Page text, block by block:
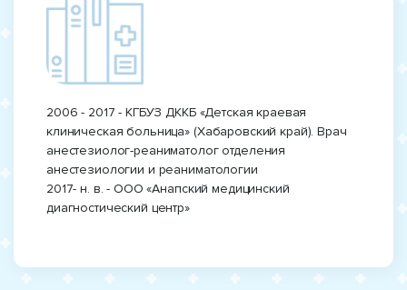
2006 - 2017 - КГБУЗ ДККБ «Детская краевая
клиническая больница» (Хабаровский край). Врач
анестезиолог-реаниматолог отделения
анестезиологии и реаниматологии
2017- н. в. - ООО «Анапский медицинский
диагностический центр»